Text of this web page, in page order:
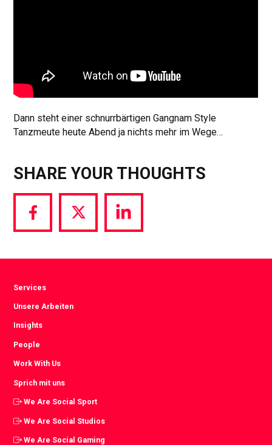
Dann steht einer schnurrbärtigen Gangnam Style
Tanzmeute heute Abend ja nichts mehr im Wege…
SHARE YOUR THOUGHTS
Share
via
Share
via
Share
via
Services
Unsere Arbeiten
Insights
People
Work With Us
Sprich mit uns
We Are Social Sport
We Are Social Studios
We Are Social Gaming